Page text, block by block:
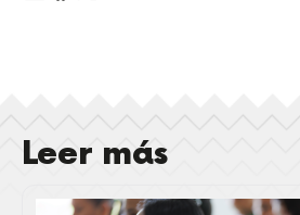
Leer más